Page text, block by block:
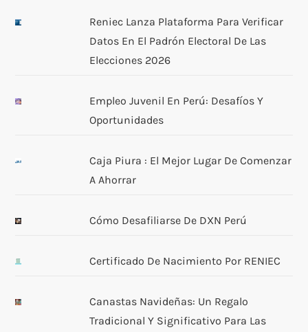
Reniec Lanza Plataforma Para Verificar
Datos En El Padrón Electoral De Las
Elecciones 2026
Empleo Juvenil En Perú: Desafíos Y
Oportunidades
Caja Piura : El Mejor Lugar De Comenzar
A Ahorrar
Cómo Desafiliarse De DXN Perú
Certificado De Nacimiento Por RENIEC
Canastas Navideñas: Un Regalo
Tradicional Y Significativo Para Las